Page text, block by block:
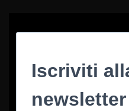
Iscriviti
newsletter